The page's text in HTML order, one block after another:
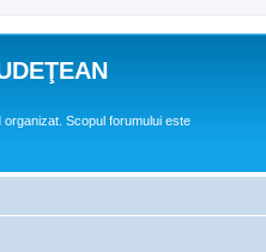
Scopul forumului este